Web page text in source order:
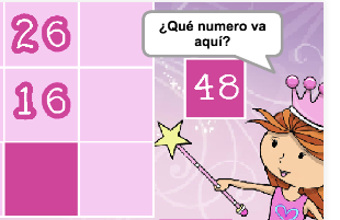
trabaja el cálculo reflexivo a través de
Un cuadrado mágico es aquel cuyas líneas
diagonales) siempre suman lo mismo.